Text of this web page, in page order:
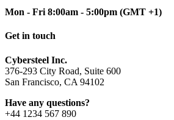
Mon - Fri 8:00am - 5:00pm (GMT +1)
Get in touch
Cybersteel Inc.
376-293 City Road, Suite 600
San Francisco, CA 94102
Have any questions?
+44 1234 567 890